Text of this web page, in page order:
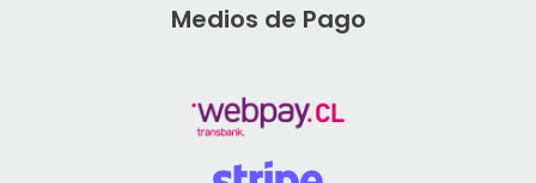
Medios de Pago